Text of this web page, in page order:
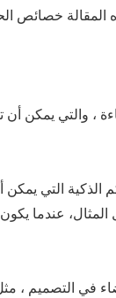
المقالة خصائص
، والتي يمكن
التي يمكن
في التصميم